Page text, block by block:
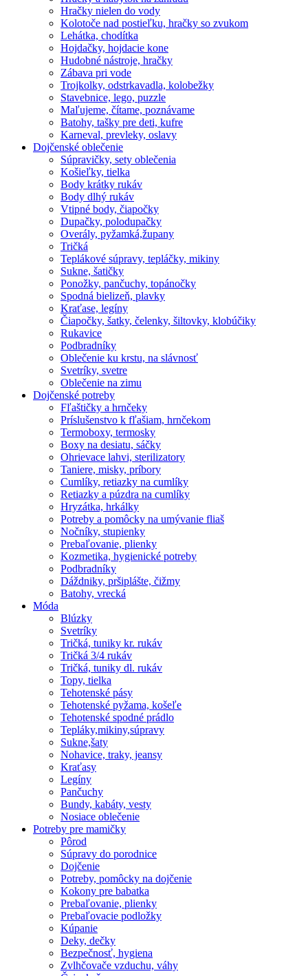
Hračky nielen do vody
Kolotoče nad postieľku, hračky so zvukom
Lehátka, chodítka
Hojdačky, hojdacie kone
Hudobné nástroje, hračky
Zábava pri vode
Trojkolky, odstrkavadla, kolobežky
Stavebnice, lego, puzzle
Maľujeme, čítame, poznávame
Batohy, tašky pre deti, kufre
Karneval, prevleky, oslavy
Dojčenské oblečenie
Súpravičky, sety oblečenia
Košieľky, tielka
Body krátky rukáv
Body dlhý rukáv
Vtipné body, čiapočky
Dupačky, polodupačky
Overály, pyžamká,župany
Tričká
Teplákové súpravy, tepláčky, mikiny
Sukne, šatičky
Ponožky, pančuchy, topánočky
Spodná bielizeň, plavky
Kraťase, legíny
Čiapočky, šatky, čelenky, šiltovky, klobúčiky
Rukavice
Podbradníky
Oblečenie ku krstu, na slávnosť
Svetríky, svetre
Oblečenie na zimu
Dojčenské potreby
Fľaštičky a hrnčeky
Príslušenstvo k fľašiam, hrnčekom
Termoboxy, termosky
Boxy na desiatu, sáčky
Ohrievace lahvi, sterilizatory
Taniere, misky, príbory
Cumlíky, retiazky na cumlíky
Retiazky a púzdra na cumlíky
Hryzátka, hrkálky
Potreby a pomôcky na umývanie fliaš
Nočníky, stupienky
Prebaľovanie, plienky
Kozmetika, hygienické potreby
Podbradníky
Dáždniky, pršiplášte, čižmy
Batohy, vrecká
Móda
Blúzky
Svetríky
Tričká, tuniky kr. rukáv
Tričká 3/4 rukáv
Tričká, tuniky dl. rukáv
Topy, tielka
Tehotenské pásy
Tehotenské pyžama, košeľe
Tehotenské spodné prádlo
Tepláky,mikiny,súpravy
Sukne,šaty
Nohavice, traky, jeansy
Kraťasy
Legíny
Pančuchy
Bundy, kabáty, vesty
Nosiace oblečenie
Potreby pre mamičky
Pôrod
Súpravy do porodnice
Dojčenie
Potreby, pomôcky na dojčenie
Kokony pre babatka
Prebaľovanie, plienky
Prebaľovacie podložky
Kúpanie
Deky, dečky
Bezpečnosť, hygiena
Zvlhčovače vzduchu, váhy